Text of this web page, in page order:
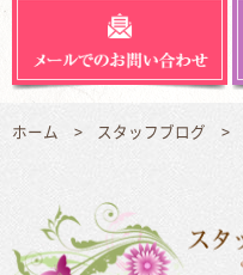
ホーム スタッフブログ